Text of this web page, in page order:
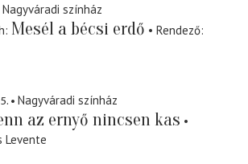
Nagyváradi színház
Mesél a bécsi erdő
Rendező
Nagyváradi színház
az ernyő nincsen kas
Levente